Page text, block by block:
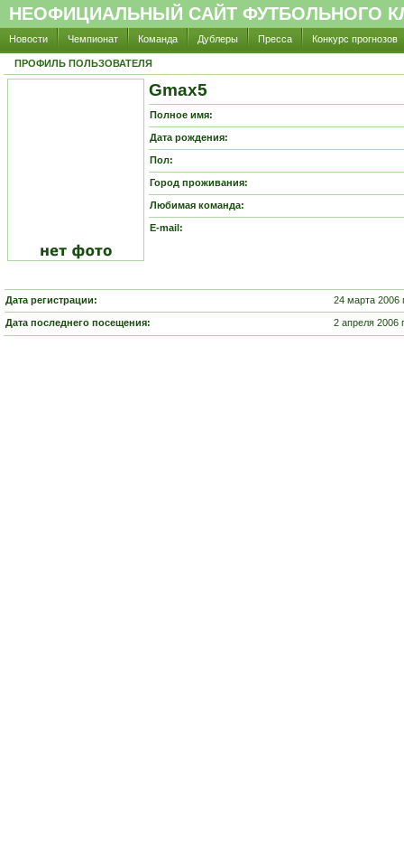
НЕОФИЦИАЛЬНЫЙ САЙТ ФУТБОЛЬНОГО
Новости Чемпионат Команда Дублеры Пресса Конкурс прогнозов
ПРОФИЛЬ ПОЛЬЗОВАТЕЛЯ
Gmax5
Полное имя:
Дата рождения:
Пол:
Город проживания:
Любимая команда:
E-mail:
Дата регистрации: 24 марта 2006
Дата последнего посещения: 2 апреля 2006